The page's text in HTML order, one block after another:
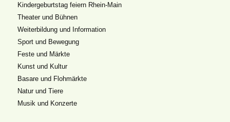
Kindergeburtstag feiern Rhein-Main
Theater und Bühnen
Weiterbildung und Information
Sport und Bewegung
Feste und Märkte
Kunst und Kultur
Basare und Flohmärkte
Natur und Tiere
Musik und Konzerte